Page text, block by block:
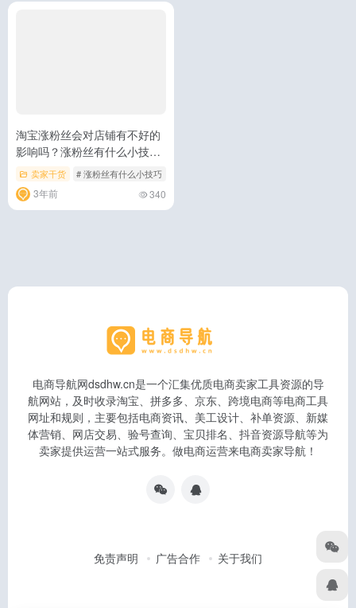
淘宝涨粉丝会对店铺有不好的
影响吗？涨粉丝有什么小技
巧？卖家干货 # 涨粉丝有什么小技巧
3年前 340
电商导航网dsdhw.cn是一个汇集优质电商卖家工具资源的导
航网站，及时收录淘宝、拼多多、京东、跨境电商等电商工具
网址和规则，主要包括电商资讯、美工设计、补单资源、新媒
体营销、网店交易、验号查询、宝贝排名、抖音资源导航等为
卖家提供运营一站式服务。做电商运营来电商卖家导航！
免责声明 广告合作 关于我们